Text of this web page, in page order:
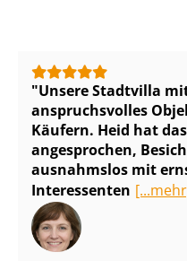
Unsere Stadtvilla
anspruchsvolles
Käufern. Heid hat
angesprochen,
ausnahmslos mit
Interessenten